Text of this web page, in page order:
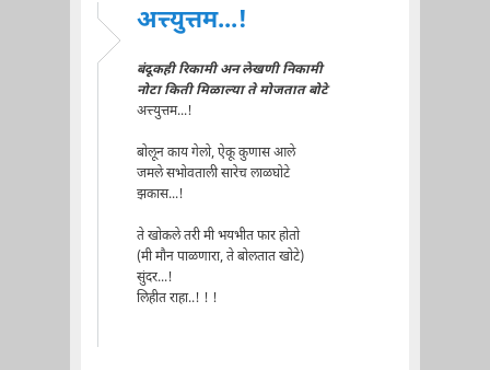
अत्त्युत्तम...!
बंदूकही रिकामी अन लेखणी निकामी
नोटा किती मिळाल्या ते मोजतात बोटे
अत्त्युत्तम...!
बोलून काय गेलो, ऐकू कुणास आले
जमले सभोवताली सारेच लाळघोटे
झकास...!
ते खोकले तरी मी भयभीत फार होतो
(मी मौन पाळणारा, ते बोलतात खोटे)
सुंदर...!
लिहीत राहा..! ! !